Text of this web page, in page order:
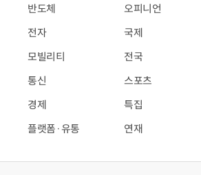
반도체
전자
모빌리티
통신
경제
플랫폼·유통
오피니언
국제
전국
스포츠
특집
연재